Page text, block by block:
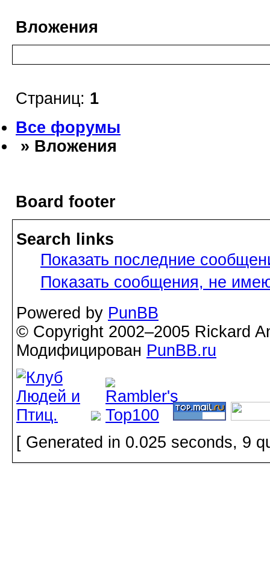
Вложения
Страниц: 1
Все форумы
» Вложения
Board footer
Search links
Показать последние
Показать сообщения, не
Powered by PunBB
© Copyright 2002–2005 Rickard
Модифицирован PunBB.ru
[ Generated in 0.025 seconds, 9